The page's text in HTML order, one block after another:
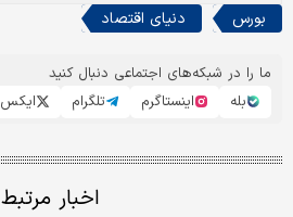
بورس دنیای اقتصاد
ما را در شبکه‌های اجتماعی دنبال کنید
بله
اینستاگرم تلگرام ایکس
اخبار مرتبط